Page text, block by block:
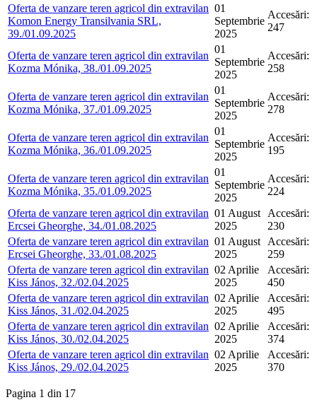
Oferta de vanzare teren agricol din extravilan
Komon Energy Transilvania SRL,
39./01.09.2025
01
Septembrie
2025
Accesări:
247
Oferta de vanzare teren agricol din extravilan
Kozma Mónika, 38./01.09.2025
01
Septembrie
2025
Accesări:
258
Oferta de vanzare teren agricol din extravilan
Kozma Mónika, 37./01.09.2025
01
Septembrie
2025
Accesări:
278
Oferta de vanzare teren agricol din extravilan
Kozma Mónika, 36./01.09.2025
01
Septembrie
2025
Accesări:
195
Oferta de vanzare teren agricol din extravilan
Kozma Mónika, 35./01.09.2025
01
Septembrie
2025
Accesări:
224
Oferta de vanzare teren agricol din extravilan
Ercsei Gheorghe, 34./01.08.2025
01 August
2025
Accesări:
230
Oferta de vanzare teren agricol din extravilan
Ercsei Gheorghe, 33./01.08.2025
01 August
2025
Accesări:
259
Oferta de vanzare teren agricol din extravilan
Kiss János, 32./02.04.2025
02 Aprilie
2025
Accesări:
450
Oferta de vanzare teren agricol din extravilan
Kiss János, 31./02.04.2025
02 Aprilie
2025
Accesări:
495
Oferta de vanzare teren agricol din extravilan
Kiss János, 30./02.04.2025
02 Aprilie
2025
Accesări:
374
Oferta de vanzare teren agricol din extravilan
Kiss János, 29./02.04.2025
02 Aprilie
2025
Accesări:
370
Pagina 1 din 17